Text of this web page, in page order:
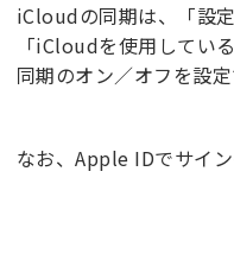
iCloudの同期は、「設
「iCloudを使用してい
同期のオン／オフを設定
なお、Apple IDでサイ